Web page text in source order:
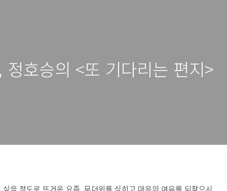
호승의 <또 기다리는 편지>
을 정도로 뜨거운 요즘, 무더위를 식히고 마음의 여유를 되찾으시